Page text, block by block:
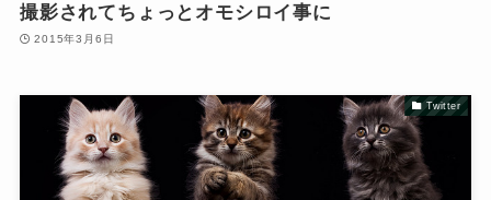
撮影されてちょっとオモシロイ事に
2015年3月6日
Twitter